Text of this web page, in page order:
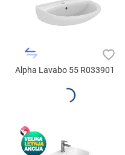
Alpha Lavabo 55 R033901